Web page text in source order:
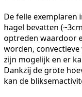
De felle
hagel bevatten
optreden waardoor
worden,
zijn mogelijk en er
Dankzij de grote
kan de